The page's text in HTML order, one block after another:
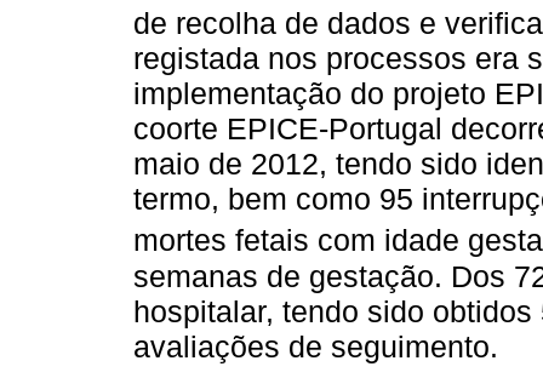
de recolha de dados e
registada nos processos era
implementação do projeto
coorte EPICE-Portugal
maio de 2012, tendo sido
termo, bem como 95
mortes fetais com idade
semanas de gestação. Dos
hospitalar, tendo sido
avaliações de seguimento.